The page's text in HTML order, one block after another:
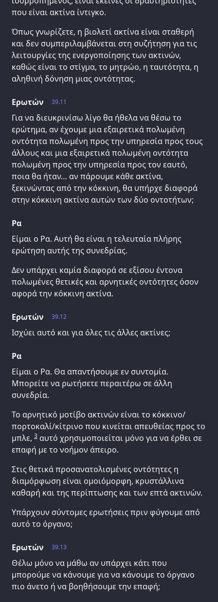
που είναι ακτίνα ίντιγκο.
Όπως γνωρίζετε, η βιολετί ακτίνα είναι σταθερή
και δεν συμπεριλαμβάνεται στη συζήτηση για τις
λειτουργίες της ενεργοποίησης των ακτινών,
καθώς είναι το στίγμα, το μητρώο, η ταυτότητα, η
αληθινή δόνηση μιας οντότητας.
39.11
Ερωτών
Για να διευκρινίσω λίγο θα ήθελα να θέσω το
ερώτημα, αν έχουμε μια εξαιρετικά πολωμένη
οντότητα πολωμένη προς την υπηρεσία προς τους
άλλους και μια εξαιρετικά πολωμένη οντότητα
πολωμένη προς την υπηρεσία προς τον εαυτό,
ποια θα ήταν… αν πάρουμε κάθε ακτίνα,
ξεκινώντας από την κόκκινη, θα υπήρχε διαφορά
στην κόκκινη ακτίνα αυτών των δύο οντοτήτων;
Ρα
Είμαι ο Ρα. Αυτή θα είναι η τελευταία πλήρης
ερώτηση αυτής της συνεδρίας.
Δεν υπάρχει καμία διαφορά σε εξίσου έντονα
πολωμένες θετικές και αρνητικές οντότητες όσον
αφορά την κόκκινη ακτίνα.
39.12
Ερωτών
Ισχύει αυτό και για όλες τις άλλες ακτίνες;
Ρα
Είμαι ο Ρα. Θα απαντήσουμε εν συντομία.
Μπορείτε να ρωτήσετε περαιτέρω σε άλλη
συνεδρία.
Το αρνητικό μοτίβο ακτινών είναι το κόκκινο/
πορτοκαλί/κίτρινο που κινείται απευθείας προς το
μπλε, 3 αυτό χρησιμοποιείται μόνο για να έρθει σε
επαφή με το νοήμον άπειρο.
Στις θετικά προσανατολισμένες οντότητες η
διαμόρφωση είναι ομοιόμορφη, κρυστάλλινα
καθαρή και της περίπτωσης και των επτά ακτινών.
Υπάρχουν σύντομες ερωτήσεις πριν φύγουμε από
αυτό το όργανο;
39.13
Ερωτών
Θέλω μόνο να μάθω αν υπάρχει κάτι που
μπορούμε να κάνουμε για να κάνουμε το όργανο
πιο άνετο ή να βοηθήσουμε την επαφή;